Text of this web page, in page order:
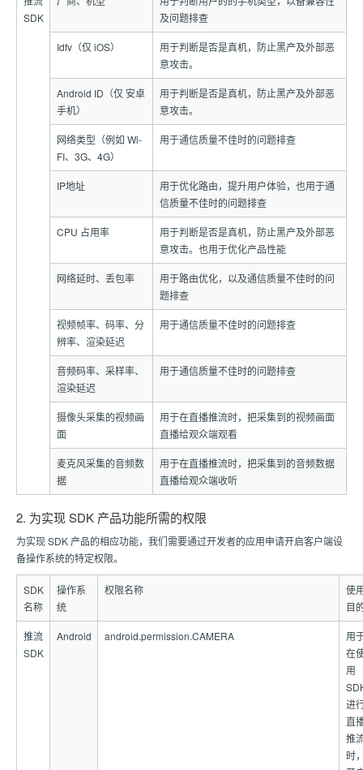
SDK
及问题排查
Idfv（仅 iOS）
用于判断是否是真机，防止黑产及外部恶
意攻击。
Android ID（仅 安卓
手机）
用于判断是否是真机，防止黑产及外部恶
意攻击。
网络类型（例如 Wi-
FI、3G、4G）
用于通信质量不佳时的问题排查
IP地址
用于优化路由，提升用户体验，也用于通
信质量不佳时的问题排查
CPU 占用率
用于判断是否是真机，防止黑产及外部恶
意攻击。也用于优化产品性能
网络延时、丢包率
用于路由优化，以及通信质量不佳时的问
题排查
视频帧率、码率、分
辨率、渲染延迟
用于通信质量不佳时的问题排查
音频码率、采样率、
渲染延迟
用于通信质量不佳时的问题排查
摄像头采集的视频画
面
用于在直播推流时，把采集到的视频画面
直播给观众端观看
麦克风采集的音频数
据
用于在直播推流时，把采集到的音频数据
直播给观众端收听
2. 为实现 SDK 产品功能所需的权限
为实现 SDK 产品的相应功能，我们需要通过开发者的应用申请开启客户端设
备操作系统的特定权限。
SDK
名称
操作系
统
权限名称
使
目
推流
SDK
Android android.permission.CAMERA
用
在
用
进
直
推
时